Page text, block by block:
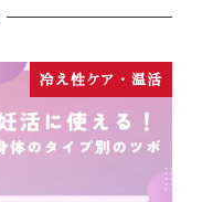
冷え性ケア・温活